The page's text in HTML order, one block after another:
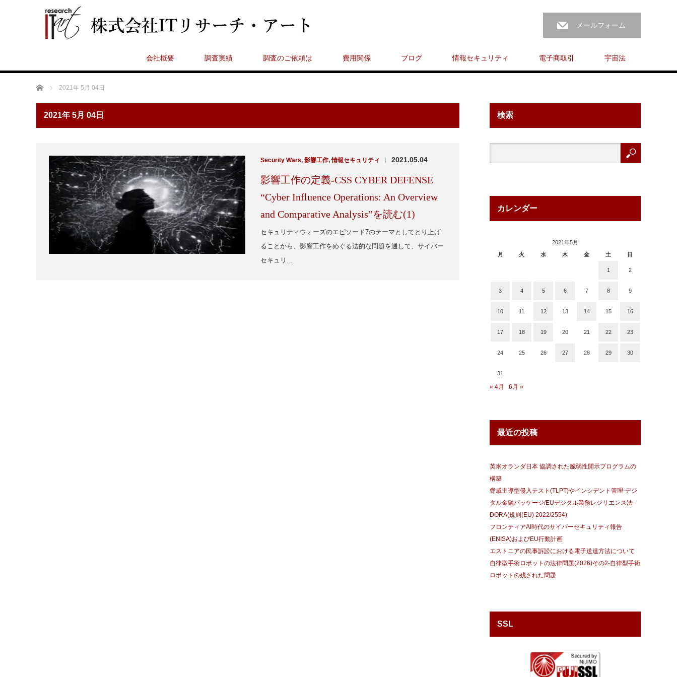
メールフォーム
会社概要 調査実績 調査のご依頼は 費用関係 ブログ 情報セキュリティ 電子商取引 宇宙法
ホーム 2021年 5月 04日
2021年 5月 04日
Security Wars, 影響工作,情報セキュリティ | 2021.05.04
影響工作の定義-CSS CYBER DEFENSE
“Cyber Influence Operations: An Overview
and Comparative Analysis”を読む(1)
セキュリティウォーズのエピソード7のテーマとしてとり上げ
ることから、影響工作をめぐる法的な問題を通して、サイバー
セキュリ…
検索
カレンダー
2021年5月
月
火 水 木 金 土 日
1 2
3 4 5 6 7 8 9
10 11 12 13 14 15 16
17 18 19 20 21 22 23
24 25 26 27 28 29 30
31
« 4月 6月 »
最近の投稿
英米オランダ日本 協調された脆弱性開示プログラムの
構築
脅威主導型侵入テスト(TLPT)やインシデント管理-デジ
タル金融パッケージ/EUデジタル業務レジリエンス法-
DORA(規則(EU) 2022/2554)
フロンティアAI時代のサイバーセキュリティ報告
(ENISA)およびEU行動計画
エストニアの民事訴訟における電子送達方法について
自律型手術ロボットの法律問題(2026)その2-自律型手術
ロボットの残された問題
SSL